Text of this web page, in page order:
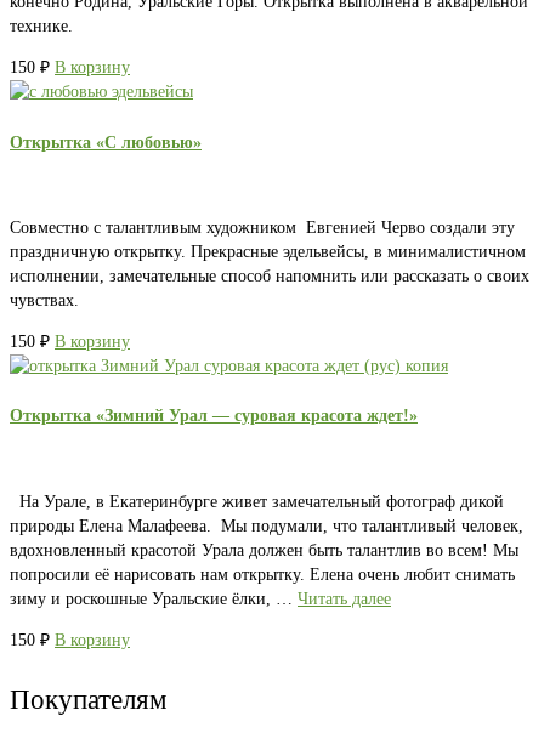
технике.
150 ₽ В корзину
Открытка «С любовью»
Совместно с талантливым художником Евгенией Черво создали эту
праздничную открытку. Прекрасные эдельвейсы, в минималистичном
исполнении, замечательные способ напомнить или рассказать о своих
чувствах.
150 ₽ В корзину
Открытка «Зимний Урал — суровая красота ждет!»
На Урале, в Екатеринбурге живет замечательный фотограф дикой
природы Елена Малафеева. Мы подумали, что талантливый человек,
вдохновленный красотой Урала должен быть талантлив во всем! Мы
попросили её нарисовать нам открытку. Елена очень любит снимать
зиму и роскошные Уральские ёлки, … Читать далее
150 ₽ В корзину
Покупателям